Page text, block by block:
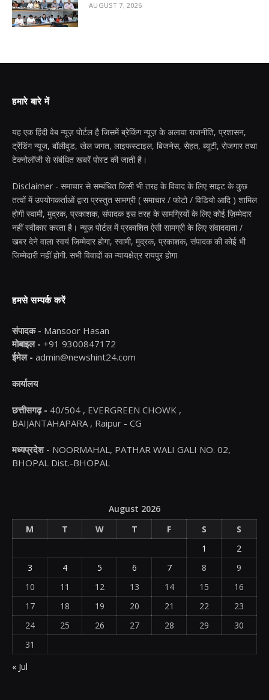
AUGUST 7, 2026
हमारे बारे में
यह एक हिंदी वेब न्यूज़ पोर्टल है जिसमें ब्रेकिंग न्यूज़ के अलावा राजनीति, प्रशासन,
ट्रेंडिंग न्यूज, बॉलीवुड, खेल जगत, लाइफस्टाइल, बिजनेस, सेहत, ब्यूटी, रोजगार तथा
टेक्नोलॉजी से संबंधित खबरें पोस्ट की जाती है।
Disclaimer - समाचार से सम्बंधित किसी भी तरह के विवाद के लिए साइट के कुछ
तत्वों में उपयोगकर्ताओं द्वारा प्रस्तुत सामग्री ( समाचार / फोटो / विडियो आदि ) शामिल
होगी स्वामी, मुद्रक, प्रकाशक, संपादक इस तरह के सामग्रियों के लिए कोई ज़िम्मेदार
नहीं स्वीकार करता है। न्यूज़ पोर्टल में प्रकाशित ऐसी सामग्री के लिए संवाददाता /
खबर देने वाला स्वयं जिम्मेदार होगा, स्वामी, मुद्रक, प्रकाशक, संपादक की कोई भी
जिम्मेदारी नहीं होगी. सभी विवादों का न्यायक्षेत्र रायपुर होगा
हमसे सम्पर्क करें
संपादक - Mansoor Hasan
मोबाइल - +91 9300847172
ईमेल - admin@newshint24.com
कार्यालय
छत्तीसगढ़ - 40/504 , EVERGREEN CHOWK ,
BAIJANTAHAPARA , Raipur - CG
मध्यप्रदेश - NOORMAHAL, PATHAR WALI GALI NO. 02,
BHOPAL Dist.-BHOPAL
August 2026
M
T W T F S
S
1
2
3
4 5 6 7 8
9
10
11 12 13 14 15
16
17
18 19 20 21 22
23
24
25 26 27 28 29
30
31
« Jul